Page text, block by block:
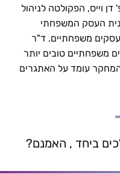
דן וייס, רו"ח
וייס, הפקולטה לניהול
העסק המשפחתי
משפחתיים. ד"ר
משפחתיים טובים יותר
עומד על האתגרים
ביחד , האמנם?